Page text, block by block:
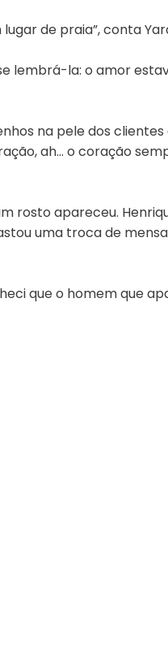
de praia”, conta
lembrá-la: o amor
na pele dos
ah… o coração
rosto apareceu.
uma troca de
que o homem que